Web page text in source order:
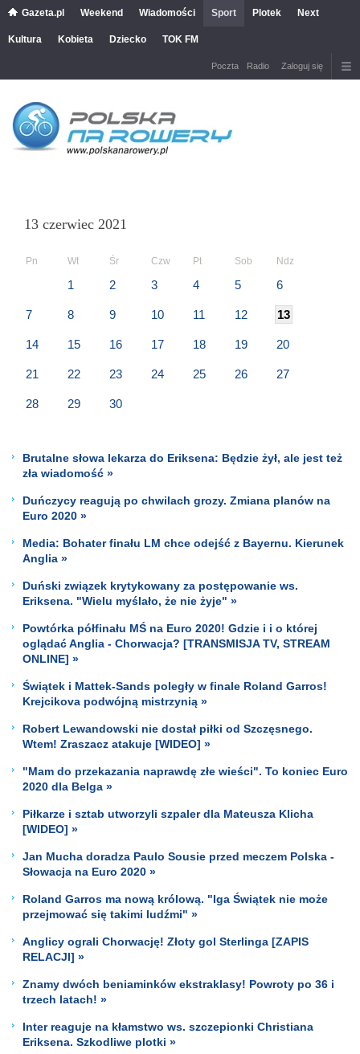
Gazeta.pl Weekend Wiadomości Sport Plotek Next
Kultura Kobieta Dziecko TOK FM
Poczta Radio Zaloguj się
13 czerwiec 2021
Pn Wt Śr Czw Pt Sob Ndz
1 2 3 4 5 6
7 8 9 10 11 12 13
14 15 16 17 18 19 20
21 22 23 24 25 26 27
28 29 30
Brutalne słowa lekarza do Eriksena: Będzie żył, ale jest też
zła wiadomość »
Duńczycy reagują po chwilach grozy. Zmiana planów na
Euro 2020 »
Media: Bohater finału LM chce odejść z Bayernu. Kierunek
Anglia »
Duński związek krytykowany za postępowanie ws.
Eriksena. "Wielu myślało, że nie żyje" »
Powtórka półfinału MŚ na Euro 2020! Gdzie i i o której
oglądać Anglia - Chorwacja? [TRANSMISJA TV, STREAM
ONLINE] »
Świątek i Mattek-Sands poległy w finale Roland Garros!
Krejcikova podwójną mistrzynią »
Robert Lewandowski nie dostał piłki od Szczęsnego.
Wtem! Zraszacz atakuje [WIDEO] »
"Mam do przekazania naprawdę złe wieści". To koniec Euro
2020 dla Belga »
Piłkarze i sztab utworzyli szpaler dla Mateusza Klicha
[WIDEO] »
Jan Mucha doradza Paulo Sousie przed meczem Polska -
Słowacja na Euro 2020 »
Roland Garros ma nową królową. "Iga Świątek nie może
przejmować się takimi ludźmi" »
Anglicy ograli Chorwację! Złoty gol Sterlinga [ZAPIS
RELACJI] »
Znamy dwóch beniaminków ekstraklasy! Powroty po 36 i
trzech latach! »
Inter reaguje na kłamstwo ws. szczepionki Christiana
Eriksena. Szkodliwe plotki »